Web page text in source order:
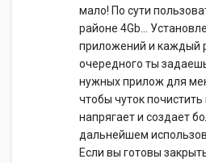
мало! По сути
районе 4Gb...
приложений и каждый
очередного ты
нужных прилож для
чтобы чуток
напрягает и создает
дальнейшем
Если вы готовы